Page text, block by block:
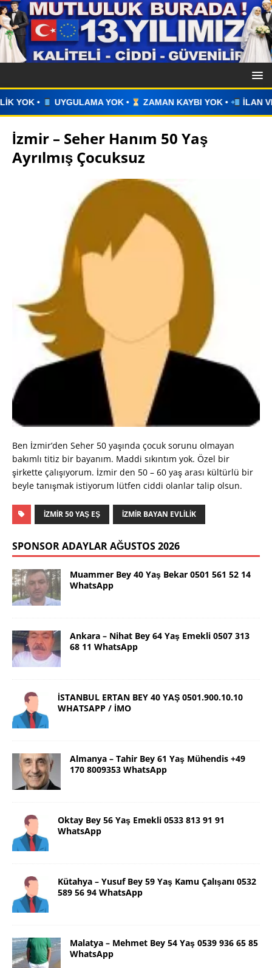
• ZAMAN KAYBI YOK • İLAN VERİN • WHATSAPP
İzmir – Seher Hanım 50 Yaş
Ayrılmış Çocuksuz
Ben İzmir’den Seher 50 yaşında çocuk sorunu olmayan
bakımlı titiz bir bayanım. Maddi sıkıntım yok. Özel bir
şirkette çalışıyorum. İzmir den 50 – 60 yaş arası kültürlü bir
beyle tanışmak istiyorum lütfen ciddi olanlar talip olsun.
İZMIR 50 YAŞ EŞ İZMIR BAYAN EVLILIK
SPONSOR ADAYLAR AĞUSTOS 2026
Muammer Bey 40 Yaş Bekar 0501 561 52 14
WhatsApp
Ankara – Nihat Bey 64 Yaş Emekli 0507 313
68 11 WhatsApp
İSTANBUL ERTAN BEY 40 YAŞ 0501.900.10.10
WHATSAPP / İMO
Almanya – Tahir Bey 61 Yaş Mühendis +49
170 8009353 WhatsApp
Oktay Bey 56 Yaş Emekli 0533 813 91 91
WhatsApp
Kütahya – Yusuf Bey 59 Yaş Kamu Çalışanı 0532
589 56 94 WhatsApp
Malatya – Mehmet Bey 54 Yaş 0539 936 65 85
WhatsApp